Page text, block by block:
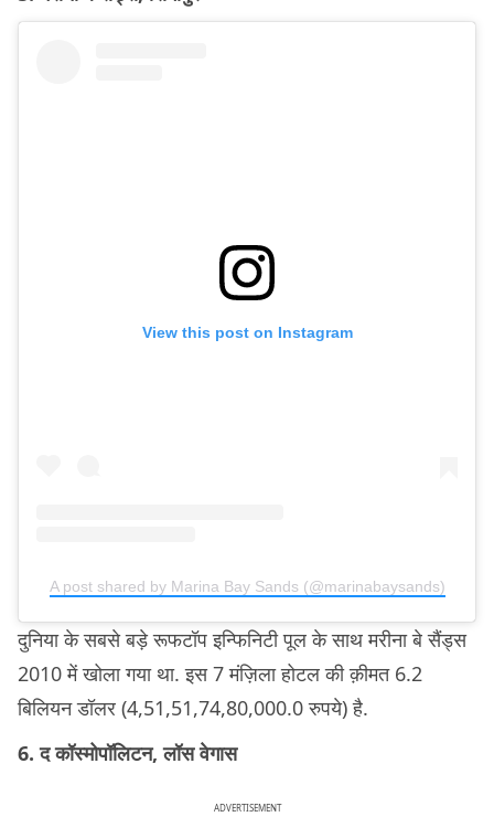
View this post on Instagram
A post shared by Marina Bay Sands (@marinabaysands)
दुनिया के सबसे बड़े रूफटॉप इन्फिनिटी पूल के साथ मरीना बे सैंड्स
2010 में खोला गया था. इस 7 मंज़िला होटल की क़ीमत 6.2
बिलियन डॉलर (4,51,51,74,80,000.0 रुपये) है.
6. द कॉस्मोपॉलिटन, लॉस वेगास
ADVERTISEMENT